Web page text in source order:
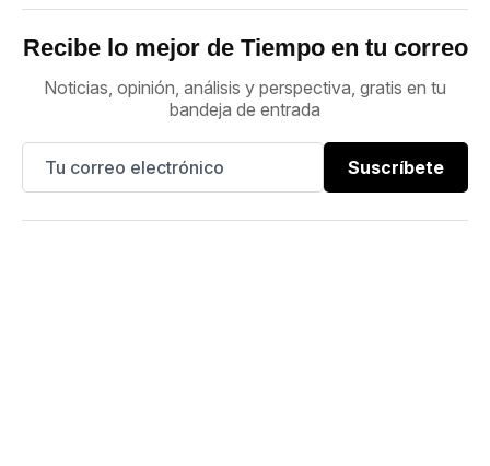
Recibe lo mejor de Tiempo en tu correo
Noticias, opinión, análisis y perspectiva, gratis en tu
bandeja de entrada
Suscríbete